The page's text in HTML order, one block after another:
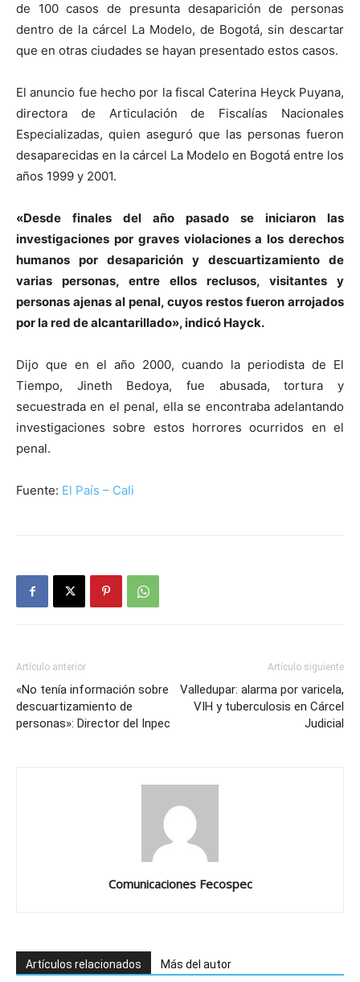
de 100 casos de presunta desaparición de personas
dentro de la cárcel La Modelo, de Bogotá, sin descartar
que en otras ciudades se hayan presentado estos casos.
El anuncio fue hecho por la fiscal Caterina Heyck Puyana,
directora de Articulación de Fiscalías Nacionales
Especializadas, quien aseguró que las personas fueron
desaparecidas en la cárcel La Modelo en Bogotá entre los
años 1999 y 2001.
«Desde finales del año pasado se iniciaron las
investigaciones por graves violaciones a los derechos
humanos por desaparición y descuartizamiento de
varias personas, entre ellos reclusos, visitantes y
personas ajenas al penal, cuyos restos fueron arrojados
por la red de alcantarillado», indicó Hayck.
Dijo que en el año 2000, cuando la periodista de El
Tiempo, Jineth Bedoya, fue abusada, tortura y
secuestrada en el penal, ella se encontraba adelantando
investigaciones sobre estos horrores ocurridos en el
penal.
Fuente: El País – Cali
Artículo anterior
«No tenía información sobre
descuartizamiento de
personas»: Director del Inpec
Artículo siguiente
Valledupar: alarma por varicela,
VIH y tuberculosis en Cárcel
Judicial
Comunicaciones Fecospec
Artículos relacionados Más del autor